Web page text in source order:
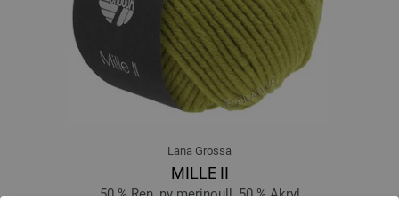
Lana Grossa
MILLE II
50 % Ren, ny merinoull, 50 % Akryl